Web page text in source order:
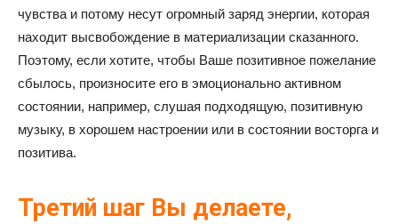
чувства и потому несут огромный заряд энергии, которая
находит высвобождение в материализации сказанного.
Поэтому, если хотите, чтобы Ваше позитивное пожелание
сбылось, произносите его в эмоционально активном
состоянии, например, слушая подходящую, позитивную
музыку, в хорошем настроении или в состоянии восторга и
позитива.
Третий шаг Вы делаете,